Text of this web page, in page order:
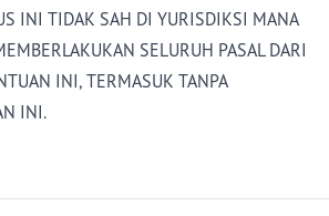
INI TIDAK SAH DI YURISDIKSI MANA
SELURUH PASAL DARI
INI, TERMASUK TANPA
INI.